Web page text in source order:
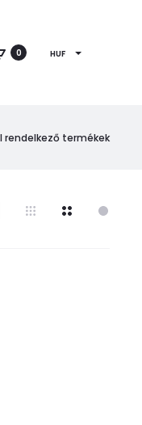
0 HUF
rendelkező termékek